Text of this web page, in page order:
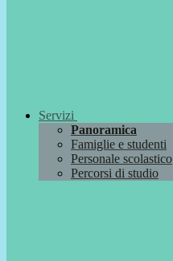
Servizi
Panoramica
Famiglie e studenti
Personale scolastico
Percorsi di studio